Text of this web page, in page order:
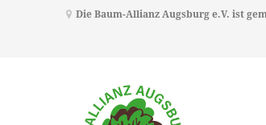
Die Baum-Allianz Augsburg e.V. ist